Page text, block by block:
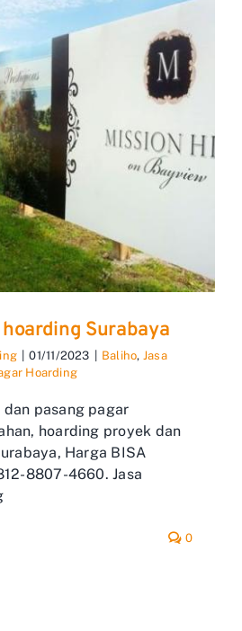
Surabaya
01/11/2023 Baliho, Jasa
Hoarding
dan pasang pagar
hoarding proyek dan
Harga BISA
8807-4660. Jasa
0